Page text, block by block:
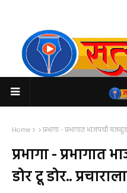
Home प्रभागा - प्रभागात भाजपची
प्रभागा -
डोर टू डोर..